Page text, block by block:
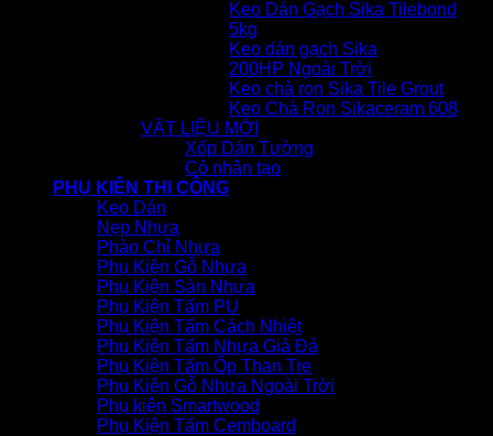
Keo Dán Gạch Sika Tilebond
5kg
Keo dán gạch Sika
200HP Ngoài Trời
Keo chà ron Sika Tile Grout
Keo Chà Ron Sikaceram 608
VẬT LIỆU MỚI
Xốp Dán Tường
Cỏ nhân tạo
PHỤ KIỆN THI CÔNG
Keo Dán
Nẹp Nhựa
Phào Chỉ Nhựa
Phụ Kiện Gỗ Nhựa
Phụ Kiện Sàn Nhựa
Phụ Kiện Tấm PU
Phụ Kiện Tấm Cách Nhiệt
Phụ Kiện Tấm Nhựa Giả Đá
Phụ Kiện Tấm Ốp Than Tre
Phụ Kiện Gỗ Nhựa Ngoài Trời
Phụ kiện Smartwood
Phụ Kiện Tấm Cemboard